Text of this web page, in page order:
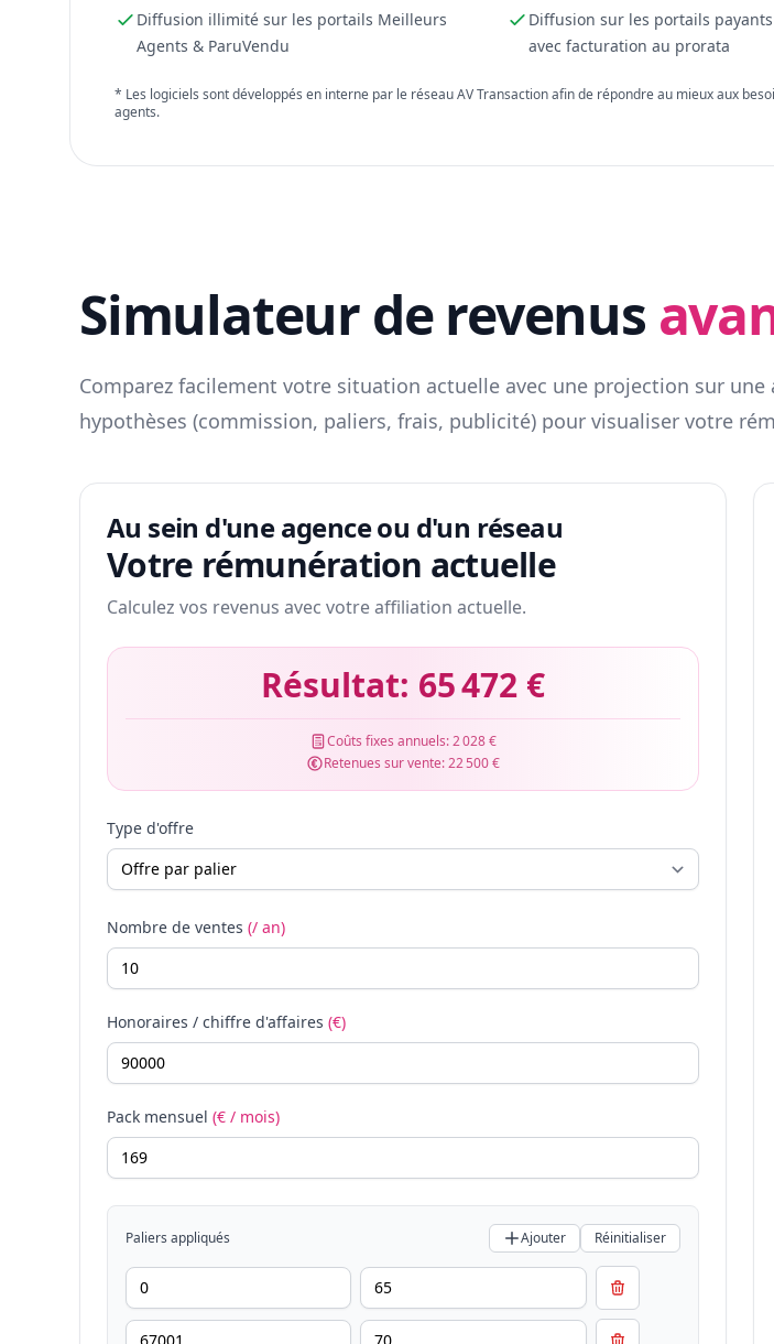
Diffusion illimité sur les portails Meilleurs
Agents & ParuVendu
Diffusion sur les portails
avec facturation au prorata
* Les logiciels sont développés en interne par le réseau AV Transaction afin de répondre au mieux aux
agents.
Simulateur de revenus
Comparez facilement votre situation actuelle avec une projection sur
hypothèses (commission, paliers, frais, publicité) pour visualiser votre
Au sein d'une agence ou d'un réseau
Votre rémunération actuelle
Calculez vos revenus avec votre affiliation actuelle.
Résultat: 65 472 €
Coûts fixes annuels:2 028 €
Retenues sur vente:22 500 €
Type d'offre
Nombre de ventes (/ an)
Honoraires / chiffre d'affaires (€)
Pack mensuel (€ / mois)
Paliers appliqués Ajouter Réinitialiser